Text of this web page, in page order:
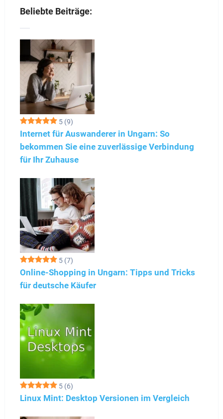
Beliebte Beiträge:
5 (9)
Internet für Auswanderer in Ungarn: So
bekommen Sie eine zuverlässige Verbindung
für Ihr Zuhause
5 (7)
Online-Shopping in Ungarn: Tipps und Tricks
für deutsche Käufer
5 (6)
Linux Mint: Desktop Versionen im Vergleich